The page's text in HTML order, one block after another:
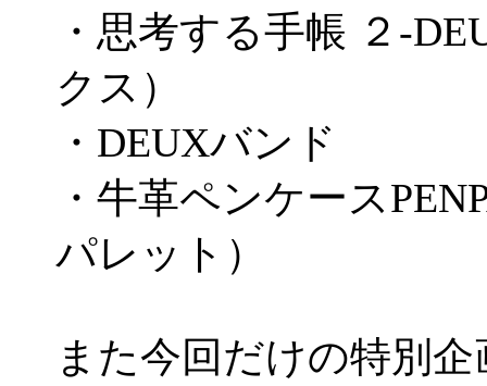
・思考する手帳 ２-
クス）
・DEUXバンド
・牛革ペンケース
パレット）
また今回だけの特別企